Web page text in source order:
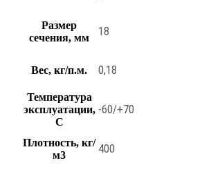
Размер
сечения, мм
18
Вес, кг/п.м. 0,18
Температура
эксплуатации,
С
-60/+70
Плотность, кг/
м3
400